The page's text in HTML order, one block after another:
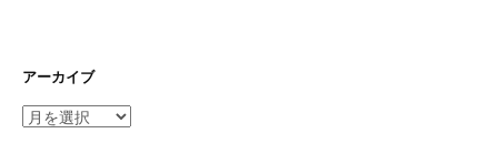
アーカイブ
ア